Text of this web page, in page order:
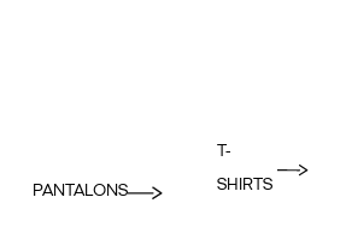
PANTALONS
T-
SHIRTS